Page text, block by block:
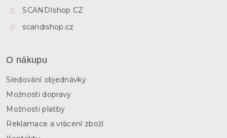
SCANDIshop CZ
scandishop.cz
O nákupu
Sledování objednávky
Možnosti dopravy
Možnosti platby
Reklamace a vrácení zboží